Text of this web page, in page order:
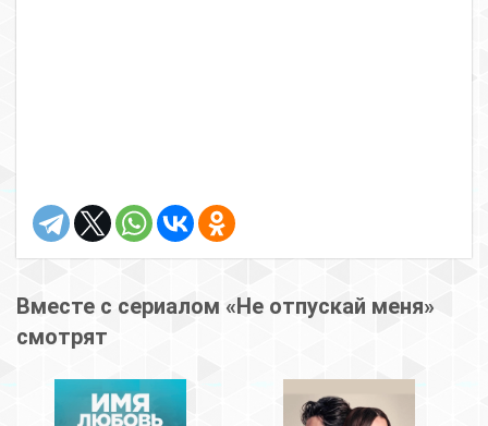
Вместе с сериалом «Не отпускай меня»
смотрят